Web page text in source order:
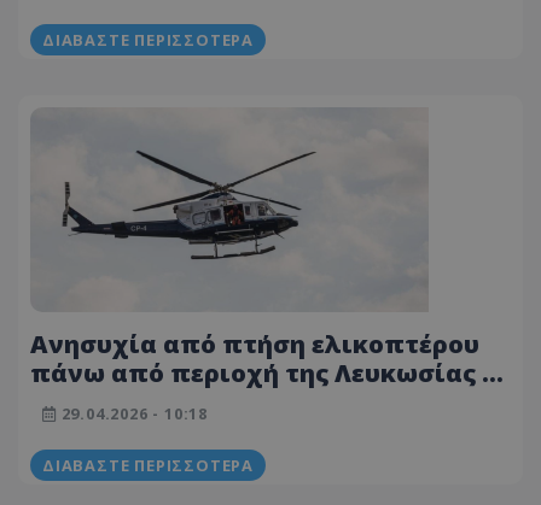
ΔΙΑΒΆΣΤΕ ΠΕΡΙΣΣΌΤΕΡΑ
Ανησυχία από πτήση ελικοπτέρου
πάνω από περιοχή της Λευκωσίας -
Δείτε βίντεο
29.04.2026 - 10:18
ΔΙΑΒΆΣΤΕ ΠΕΡΙΣΣΌΤΕΡΑ